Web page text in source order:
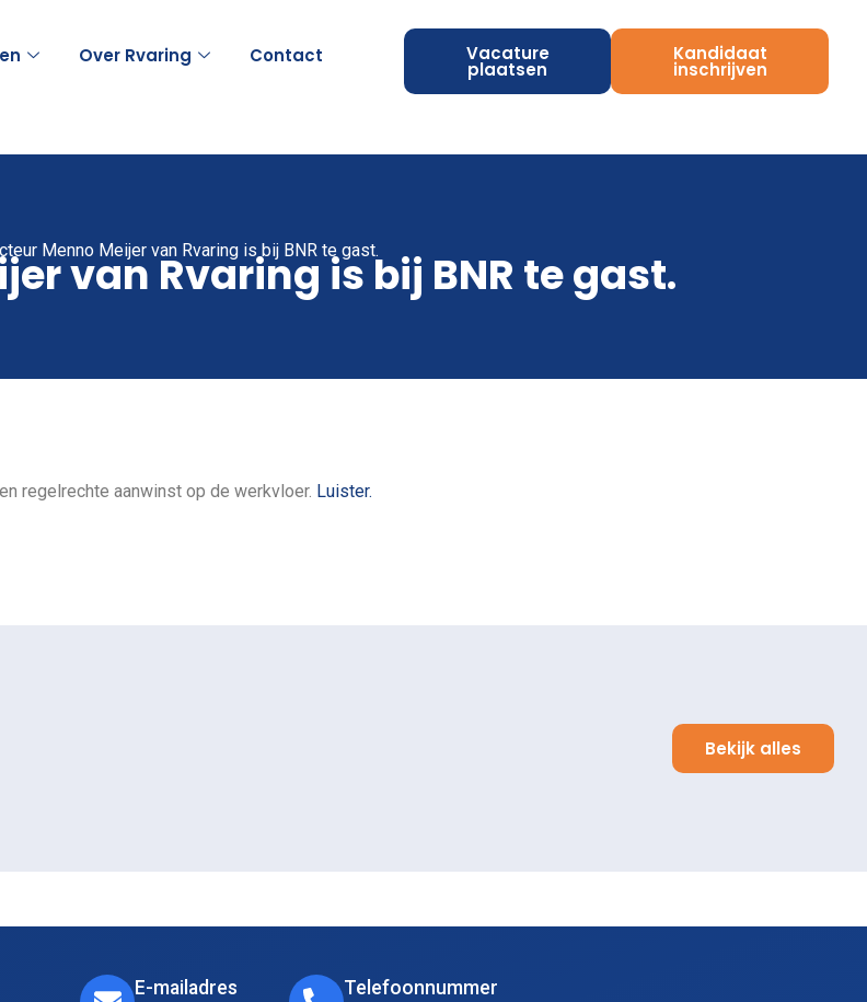
Over Rvaring Contact Vacature
plaatsen
Kandidaat
inschrijven
Menno Meijer van Rvaring is bij BNR te gast.
van Rvaring is bij BNR te gast.
regelrechte aanwinst op de werkvloer. Luister.
Bekijk alles
E-mailadres Telefoonnummer